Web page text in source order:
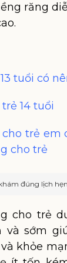
răng
tuổi có
14 tuổi
trẻ em
cho trẻ
đúng lịch
cho trẻ
và sớm
khỏe